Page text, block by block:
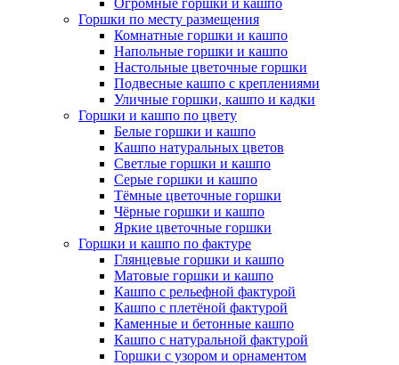
Горшки по месту размещения
Комнатные горшки и кашпо
Напольные горшки и кашпо
Настольные цветочные горшки
Подвесные кашпо с креплениями
Уличные горшки, кашпо и кадки
Горшки и кашпо по цвету
Белые горшки и кашпо
Кашпо натуральных цветов
Светлые горшки и кашпо
Серые горшки и кашпо
Тёмные цветочные горшки
Чёрные горшки и кашпо
Яркие цветочные горшки
Горшки и кашпо по фактуре
Глянцевые горшки и кашпо
Матовые горшки и кашпо
Кашпо с рельефной фактурой
Кашпо с плетёной фактурой
Каменные и бетонные кашпо
Кашпо с натуральной фактурой
Горшки с узором и орнаментом